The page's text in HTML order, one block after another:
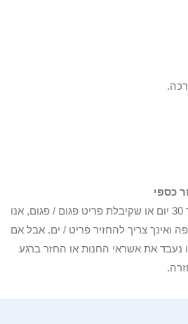
הפריטים שלך לא קיבלו תוך 30 יום או שקיבלת פריט פגום / פגום, אנו
ואינך צריך להחזיר פריט / ים. אבל אם
נעבד את אשראי החנות או החזר ברגע